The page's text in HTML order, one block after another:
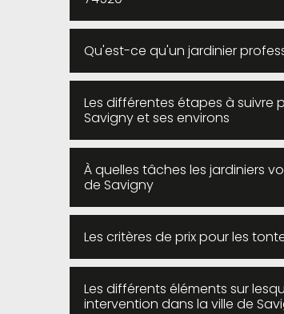
Qu'est-ce qu'un jardinier
Les différentes étapes à
Savigny et ses environs
À quelles tâches les jardiniers
de Savigny
Les critères de prix pour les
Les différents éléments sur
intervention dans la ville de